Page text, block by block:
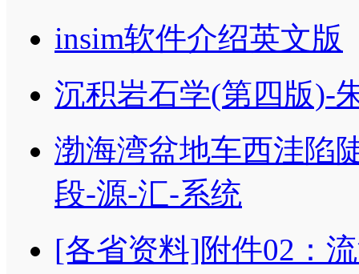
insim软件介绍英文版
沉积岩石学(第四版)-
渤海湾盆地车西洼陷
段-源-汇-系统
[各省资料]附件02：